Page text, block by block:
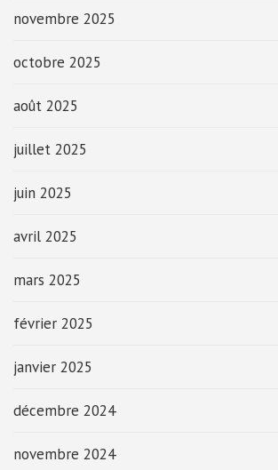
novembre 2025
octobre 2025
août 2025
juillet 2025
juin 2025
avril 2025
mars 2025
février 2025
janvier 2025
décembre 2024
novembre 2024